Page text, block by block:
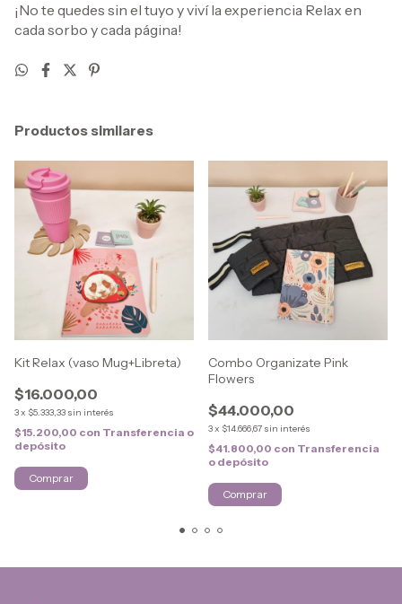
¡No te quedes sin el tuyo y viví la experiencia Relax en
cada sorbo y cada página!
Productos similares
Kit Relax (vaso Mug+Libreta)
$16.000,00
3x $5.333,33 sin interés
$15.200,00 con Transferencia o
depósito
Combo Organizate Pink
Flowers
$44.000,00
3x $14.666,67 sin interés
$41.800,00 con Transferencia
o depósito